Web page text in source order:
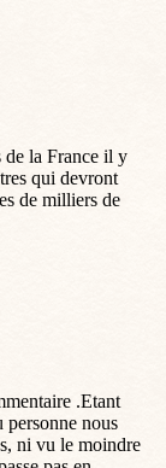
de la France il y
qui devront
de milliers de
.Etant
personne nous
ni vu le moindre